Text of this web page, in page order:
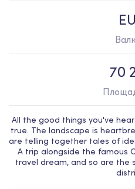
70
All the good things you've
true. The landscape is
are telling together tales of
A trip alongside the famous
travel dream, and so are the